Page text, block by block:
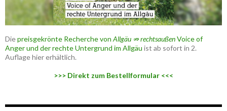
Diepreisgekrönte Recherche von Allgäu ⇏ rechtsaußenVoice of
Anger und der rechte Untergrund im Allgäu ist ab sofort in 2.
Auflage hier erhältlich.
>>> Direkt zum Bestellformular <<<